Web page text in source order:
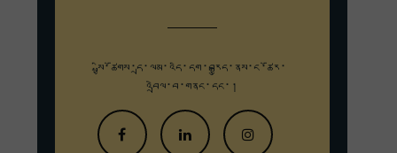
སྤྱི་ཚོགས་དྲ་ལམ་འདི་དག་བརྒྱུད་ ནས་ང་ཚོར་
འབྲེལ་བ་གནང་དང་།